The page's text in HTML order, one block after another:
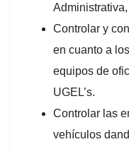
Controlar y
en cuanto a
equipos de
UGEL’s.
Controlar las
vehículos